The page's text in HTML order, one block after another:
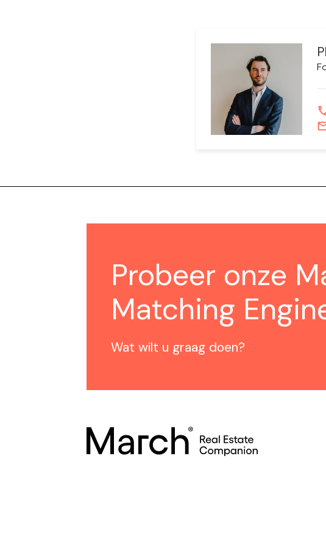
Probeer onze
Matching
Wat wilt u graag doen?